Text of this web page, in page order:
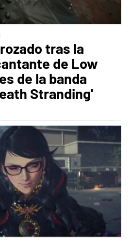
tras la
de Low
de la banda
Stranding'